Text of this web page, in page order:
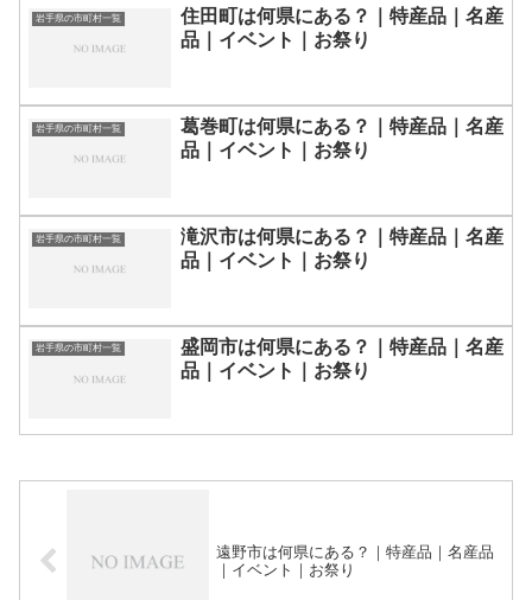
岩手県の市町村一覧
住田町は何県にある？｜特産品｜名産
品｜イベント｜お祭り
岩手県の市町村一覧
葛巻町は何県にある？｜特産品｜名産
品｜イベント｜お祭り
岩手県の市町村一覧
滝沢市は何県にある？｜特産品｜名産
品｜イベント｜お祭り
岩手県の市町村一覧
盛岡市は何県にある？｜特産品｜名産
品｜イベント｜お祭り
遠野市は何県にある？｜特産品｜名産品
｜イベント｜お祭り